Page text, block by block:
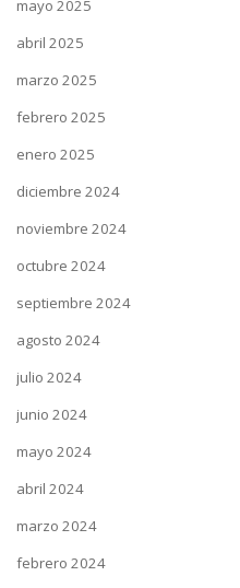
mayo 2025
abril 2025
marzo 2025
febrero 2025
enero 2025
diciembre 2024
noviembre 2024
octubre 2024
septiembre 2024
agosto 2024
julio 2024
junio 2024
mayo 2024
abril 2024
marzo 2024
febrero 2024